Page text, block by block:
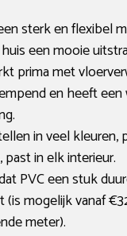
sterk en flexibel
een mooie
prima met
en heeft een
in veel kleuren,
past in elk interieur.
PVC een stuk
(is mogelijk vanaf
meter).